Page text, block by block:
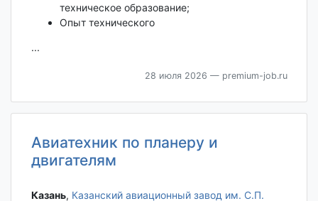
техническое образование;
Опыт технического
...
28 июля 2026 — premium-job.ru
Авиатехник по планеру и
двигателям
Казань‎, Казанский авиационный завод им. С.П.